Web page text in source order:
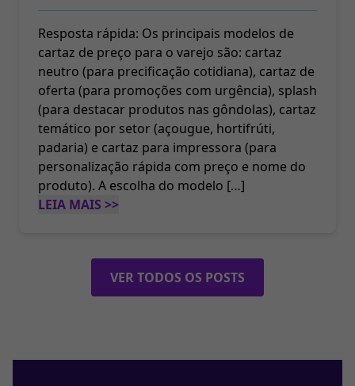
Resposta rápida: Os principais modelos de
cartaz de preço para o varejo são: cartaz
neutro (para precificação cotidiana), cartaz de
oferta (para promoções com urgência), splash
(para destacar produtos nas gôndolas), cartaz
temático por setor (açougue, hortifrúti,
padaria) e cartaz para impressora (para
personalização rápida com preço e nome do
produto). A escolha do modelo […]
LEIA MAIS >>
VER TODOS OS POSTS